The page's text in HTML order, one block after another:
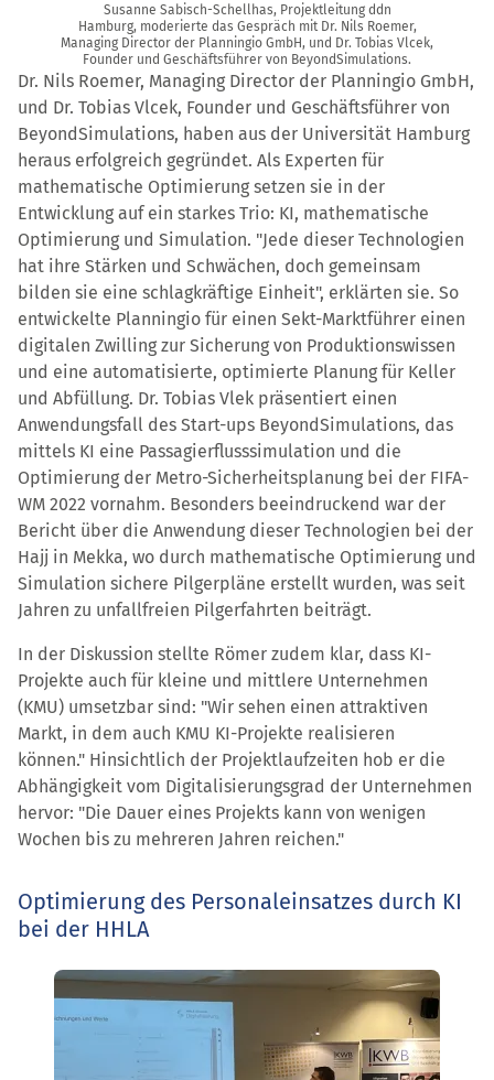
Susanne Sabisch-Schellhas, Projektleitung ddn
Hamburg, moderierte das Gespräch mit Dr. Nils Roemer,
Managing Director der Planningio GmbH, und Dr. Tobias Vlcek,
Founder und Geschäftsführer von BeyondSimulations.
Dr. Nils Roemer, Managing Director der Planningio GmbH,
und Dr. Tobias Vlcek, Founder und Geschäftsführer von
BeyondSimulations, haben aus der Universität Hamburg
heraus erfolgreich gegründet. Als Experten für
mathematische Optimierung setzen sie in der
Entwicklung auf ein starkes Trio: KI, mathematische
Optimierung und Simulation. "Jede dieser Technologien
hat ihre Stärken und Schwächen, doch gemeinsam
bilden sie eine schlagkräftige Einheit", erklärten sie. So
entwickelte Planningio für einen Sekt-Marktführer einen
digitalen Zwilling zur Sicherung von Produktionswissen
und eine automatisierte, optimierte Planung für Keller
und Abfüllung. Dr. Tobias Vlek präsentiert einen
Anwendungsfall des Start-ups BeyondSimulations, das
mittels KI eine Passagierflusssimulation und die
Optimierung der Metro-Sicherheitsplanung bei der FIFA-
WM 2022 vornahm. Besonders beeindruckend war der
Bericht über die Anwendung dieser Technologien bei der
Hajj in Mekka, wo durch mathematische Optimierung und
Simulation sichere Pilgerpläne erstellt wurden, was seit
Jahren zu unfallfreien Pilgerfahrten beiträgt.
In der Diskussion stellte Römer zudem klar, dass KI-
Projekte auch für kleine und mittlere Unternehmen
(KMU) umsetzbar sind: "Wir sehen einen attraktiven
Markt, in dem auch KMU KI-Projekte realisieren
können." Hinsichtlich der Projektlaufzeiten hob er die
Abhängigkeit vom Digitalisierungsgrad der Unternehmen
hervor: "Die Dauer eines Projekts kann von wenigen
Wochen bis zu mehreren Jahren reichen."
Optimierung des Personaleinsatzes durch KI
bei der HHLA